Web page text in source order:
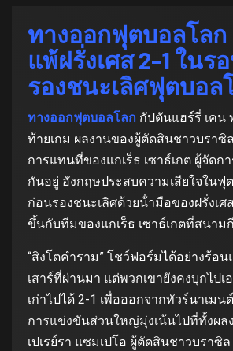
ทางออกฟุตบอลโลก
แพ้ฝรั่งเศส 2-1 ในร
รองชนะเลิศฟุตบอล
ทางออกฟุตบอลโลก กัปตันแฮร์รี่ เคน
ท้ายเกม ผลงานของผู้ตัดสินชาวบราซิ
การแทนที่ของแกเร็ธ เซาธ์เกต ผู้จัดก
กันอยู่ อังกฤษประสบความเสียใจในฟุ
ก่อนรองชนะเลิศด้วยน้ํามือของฝรั่งเศ
ขึ้นกับทีมของแกเร็ธ เซาธ์เกตที่สนาม
“สิงโตคําราม” โชว์ฟอร์มได้อย่างร้อ
เสาร์ที่ผ่านมา แต่พวกเขายังคงบุกไป
เก่าไปได้ 2-1 เพื่อออกจากทัวร์นาเม
การแข่งขันส่วนใหญ่มุ่งเน้นไปที่ทั้งผล
เปเรย์รา แซมเปโอ ผู้ตัดสินชาวบราซิ